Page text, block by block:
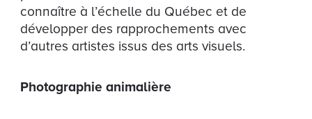
connaître à l’échelle du Québec et de
développer des rapprochements avec
d’autres artistes issus des arts visuels.
Photographie animalière